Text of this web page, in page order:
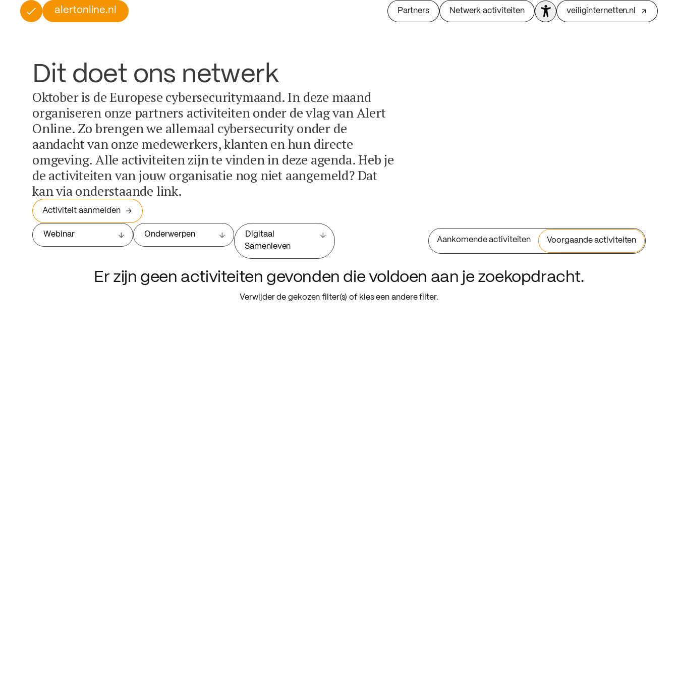
alertonline.nl Partners Netwerk activiteiten veiliginternetten.nl
Dit doet ons netwerk
Oktober is de Europese cybersecuritymaand. In deze maand
organiseren onze partners activiteiten onder de vlag van Alert
Online. Zo brengen we allemaal cybersecurity onder de
aandacht van onze medewerkers, klanten en hun directe
omgeving. Alle activiteiten zijn te vinden in deze agenda. Heb je
de activiteiten van jouw organisatie nog niet aangemeld? Dat
kan via onderstaande link.
Activiteit aanmelden
Webinar Onderwerpen
Digitaal
Samenleven
Aankomende activiteiten Voorgaande activiteiten
Er zijn geen activiteiten gevonden die voldoen aan je zoekopdracht.
Verwijder de gekozen filter(s) of kies een andere filter.